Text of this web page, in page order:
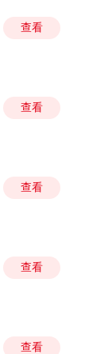
查看
查看
查看
查看
查看